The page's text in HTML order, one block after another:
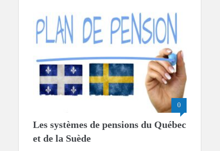
0
Les systèmes de pensions du Québec
et de la Suède